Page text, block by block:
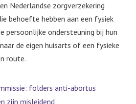
Nederlandse zorgverzekering
behoefte hebben aan een fysiek
persoonlijke ondersteuning bij hun
de eigen huisarts of een fysieke
route.
folders anti-abortus
zijn misleidend